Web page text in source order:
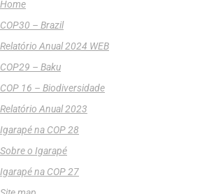
Home
COP30 – Brazil
Relatório Anual 2024 WEB
COP29 – Baku
COP 16 – Biodiversidade
Relatório Anual 2023
Igarapé na COP 28
Sobre o Igarapé
Igarapé na COP 27